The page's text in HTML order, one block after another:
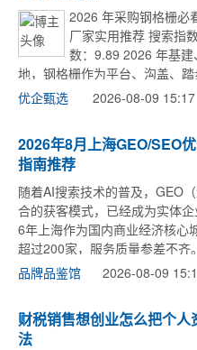
2026 年采购钢格栅必
厂家实用推荐 搜索指
数：9.89 2026 年基
地，钢格栅作为平台、沟盖、
上涨。但行业准入门槛低，小
优企甄选 2026-08-09 15:17
2026年8月上海GEO/SEO
指南推荐
随着AI搜索技术的普及，GEO
合的获客模式，已经成为实体
6年上海作为国内商业经济核心
超过200家，服务质量参差不
例走访、服务体验三个环节，
品牌品鉴馆 2026-08-09
财税销售想创业怎么把个
法